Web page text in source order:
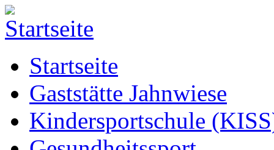
Startseite
Gaststätte Jahnwiese
Kindersportschule